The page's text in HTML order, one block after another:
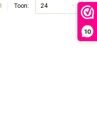
10
Toon: 24